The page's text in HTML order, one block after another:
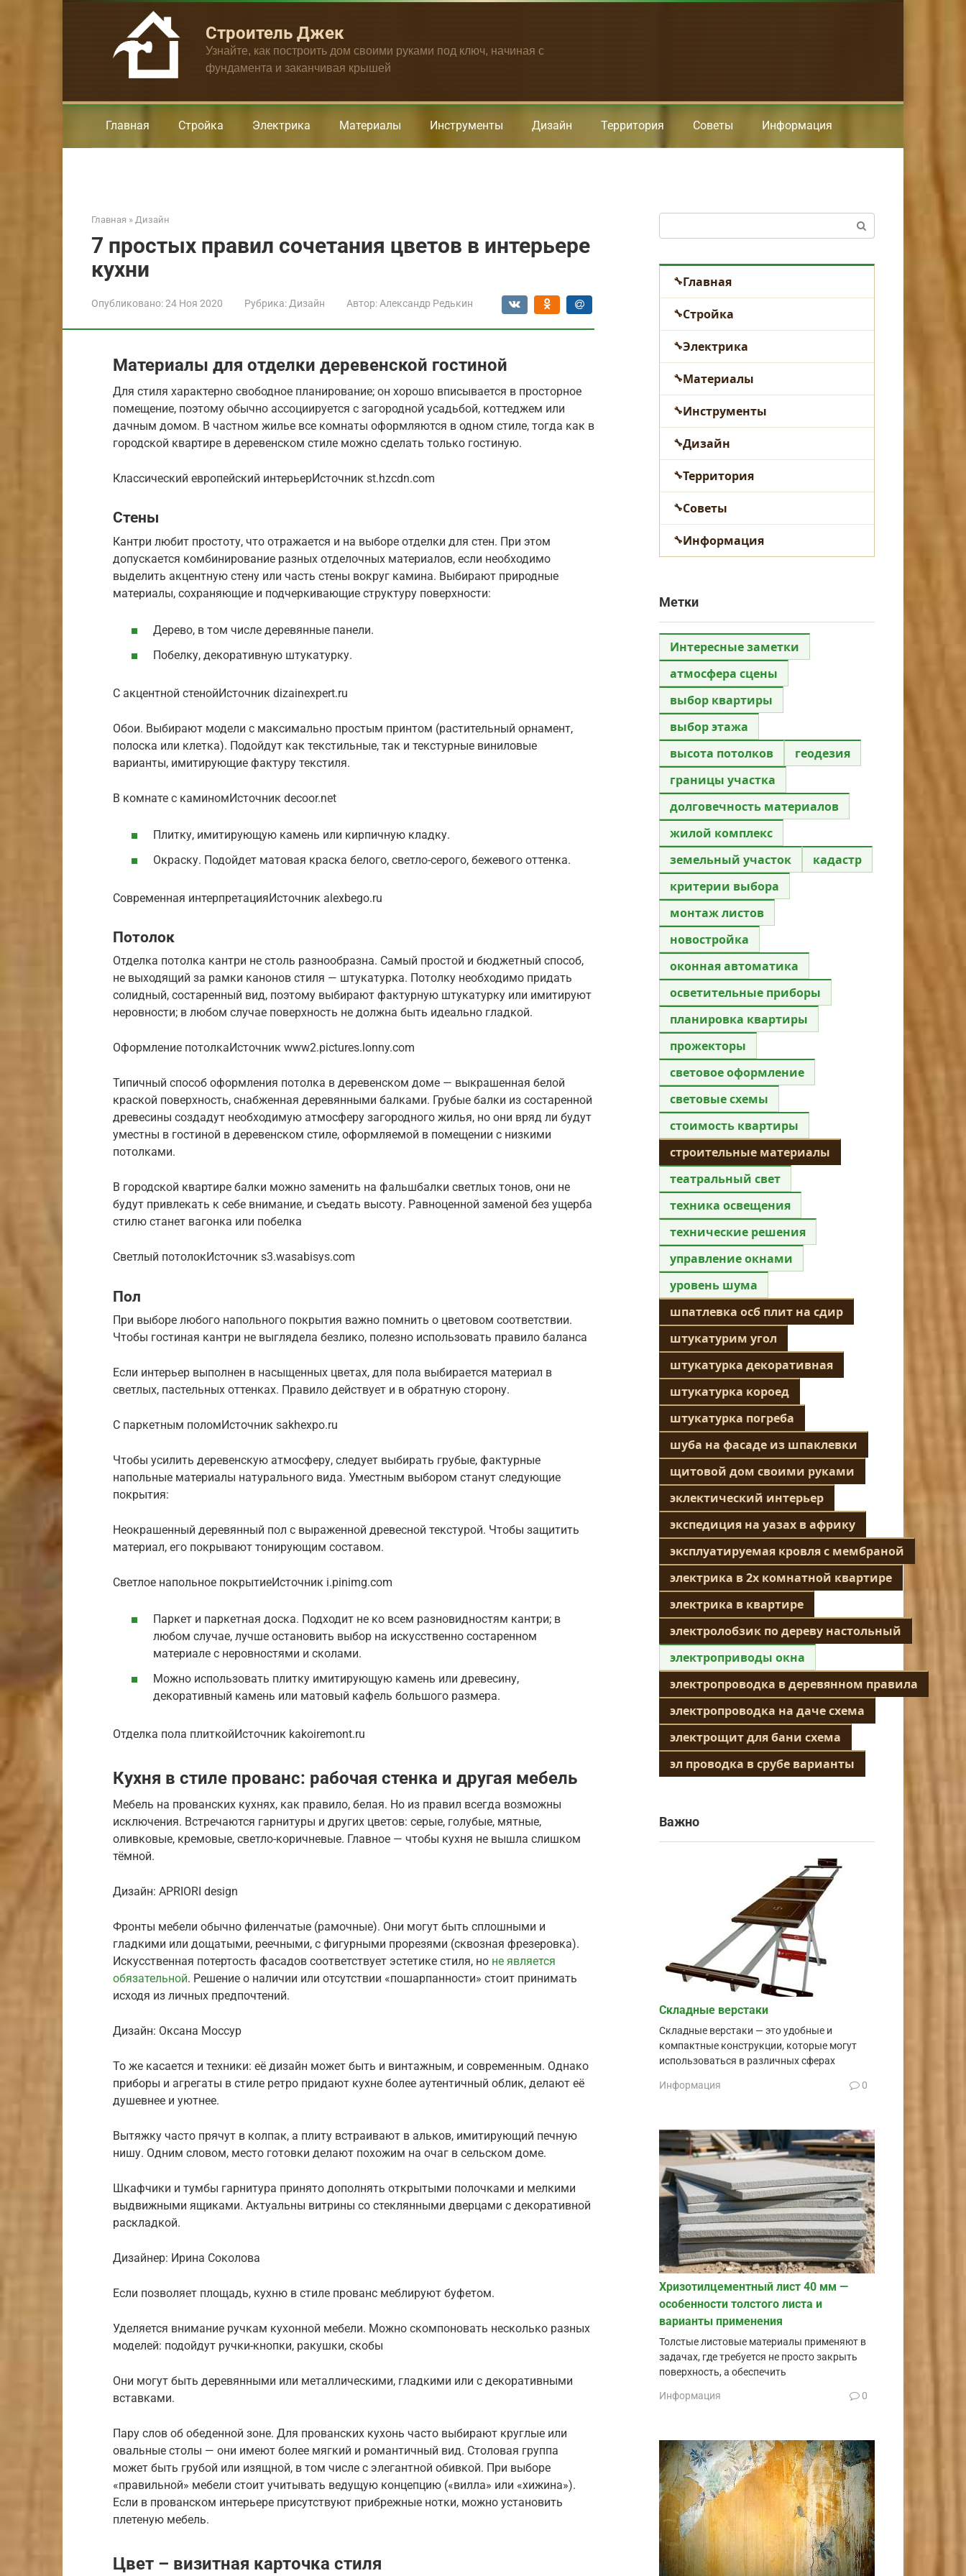
Строитель Джек
Узнайте, как построить дом своими руками под ключ, начиная с
фундамента и заканчивая крышей
Главная Стройка Электрика Материалы Инструменты Дизайн Территория Советы Информация
Главная » Дизайн
7 простых правил сочетания цветов в интерьере
кухни
Опубликовано:24 Ноя 2020 Рубрика: Дизайн Автор: Александр Редькин
Материалы для отделки деревенской гостиной
Для стиля характерно свободное планирование; он хорошо вписывается в просторное
помещение, поэтому обычно ассоциируется с загородной усадьбой, коттеджем или
дачным домом. В частном жилье все комнаты оформляются в одном стиле, тогда как в
городской квартире в деревенском стиле можно сделать только гостиную.
Классический европейский интерьерИсточник st.hzcdn.com
Стены
Кантри любит простоту, что отражается и на выборе отделки для стен. При этом
допускается комбинирование разных отделочных материалов, если необходимо
выделить акцентную стену или часть стены вокруг камина. Выбирают природные
материалы, сохраняющие и подчеркивающие структуру поверхности:
Дерево, в том числе деревянные панели.
Побелку, декоративную штукатурку.
С акцентной стенойИсточник dizainexpert.ru
Обои. Выбирают модели с максимально простым принтом (растительный орнамент,
полоска или клетка). Подойдут как текстильные, так и текстурные виниловые
варианты, имитирующие фактуру текстиля.
В комнате с каминомИсточник decoor.net
Плитку, имитирующую камень или кирпичную кладку.
Окраску. Подойдет матовая краска белого, светло-серого, бежевого оттенка.
Современная интерпретацияИсточник alexbego.ru
Потолок
Отделка потолка кантри не столь разнообразна. Самый простой и бюджетный способ,
не выходящий за рамки канонов стиля — штукатурка. Потолку необходимо придать
солидный, состаренный вид, поэтому выбирают фактурную штукатурку или имитируют
неровности; в любом случае поверхность не должна быть идеально гладкой.
Оформление потолкаИсточник www2.pictures.lonny.com
Типичный способ оформления потолка в деревенском доме — выкрашенная белой
краской поверхность, снабженная деревянными балками. Грубые балки из состаренной
древесины создадут необходимую атмосферу загородного жилья, но они вряд ли будут
уместны в гостиной в деревенском стиле, оформляемой в помещении с низкими
потолками.
В городской квартире балки можно заменить на фальшбалки светлых тонов, они не
будут привлекать к себе внимание, и съедать высоту. Равноценной заменой без ущерба
стилю станет вагонка или побелка
Светлый потолокИсточник s3.wasabisys.com
Пол
При выборе любого напольного покрытия важно помнить о цветовом соответствии.
Чтобы гостиная кантри не выглядела безлико, полезно использовать правило баланса
Если интерьер выполнен в насыщенных цветах, для пола выбирается материал в
светлых, пастельных оттенках. Правило действует и в обратную сторону.
С паркетным поломИсточник sakhexpo.ru
Чтобы усилить деревенскую атмосферу, следует выбирать грубые, фактурные
напольные материалы натурального вида. Уместным выбором станут следующие
покрытия:
Неокрашенный деревянный пол с выраженной древесной текстурой. Чтобы защитить
материал, его покрывают тонирующим составом.
Светлое напольное покрытиеИсточник i.pinimg.com
Паркет и паркетная доска. Подходит не ко всем разновидностям кантри; в
любом случае, лучше остановить выбор на искусственно состаренном
материале с неровностями и сколами.
Можно использовать плитку имитирующую камень или древесину,
декоративный камень или матовый кафель большого размера.
Отделка пола плиткойИсточник kakoiremont.ru
Кухня в стиле прованс: рабочая стенка и другая мебель
Мебель на прованских кухнях, как правило, белая. Но из правил всегда возможны
исключения. Встречаются гарнитуры и других цветов: серые, голубые, мятные,
оливковые, кремовые, светло-коричневые. Главное — чтобы кухня не вышла слишком
тёмной.
Дизайн: APRIORI design
Фронты мебели обычно филенчатые (рамочные). Они могут быть сплошными и
гладкими или дощатыми, реечными, с фигурными прорезями (сквозная фрезеровка).
Искусственная потертость фасадов соответствует эстетике стиля, но не является
обязательной. Решение о наличии или отсутствии «пошарпанности» стоит принимать
исходя из личных предпочтений.
Дизайн: Оксана Моссур
То же касается и техники: её дизайн может быть и винтажным, и современным. Однако
приборы и агрегаты в стиле ретро придают кухне более аутентичный облик, делают её
душевнее и уютнее.
Вытяжку часто прячут в колпак, а плиту встраивают в альков, имитирующий печную
нишу. Одним словом, место готовки делают похожим на очаг в сельском доме.
Шкафчики и тумбы гарнитура принято дополнять открытыми полочками и мелкими
выдвижными ящиками. Актуальны витрины со стеклянными дверцами с декоративной
раскладкой.
Дизайнер: Ирина Соколова
Если позволяет площадь, кухню в стиле прованс меблируют буфетом.
Уделяется внимание ручкам кухонной мебели. Можно скомпоновать несколько разных
моделей: подойдут ручки-кнопки, ракушки, скобы
Они могут быть деревянными или металлическими, гладкими или с декоративными
вставками.
Пару слов об обеденной зоне. Для прованских кухонь часто выбирают круглые или
овальные столы — они имеют более мягкий и романтичный вид. Столовая группа
может быть грубой или изящной, в том числе с элегантной обивкой. При выборе
«правильной» мебели стоит учитывать ведущую концепцию («вилла» или «хижина»).
Если в прованском интерьере присутствуют прибрежные нотки, можно установить
плетеную мебель.
Цвет – визитная карточка стиля
Главная
Стройка
Электрика
Материалы
Инструменты
Дизайн
Территория
Советы
Информация
Метки
Интересные заметки
атмосфера сцены
выбор квартиры
выбор этажа
высота потолков
геодезия
границы участка
долговечность материалов
жилой комплекс
земельный участок
кадастр
критерии выбора
монтаж листов
новостройка
оконная автоматика
осветительные приборы
планировка квартиры
прожекторы
световое оформление
световые схемы
стоимость квартиры
строительные материалы
театральный свет
техника освещения
технические решения
управление окнами
уровень шума
шпатлевка осб плит на сдир
штукатурим угол
штукатурка декоративная
штукатурка короед
штукатурка погреба
шуба на фасаде из шпаклевки
щитовой дом своими руками
эклектический интерьер
экспедиция на уазах в африку
эксплуатируемая кровля с мембраной
электрика в 2х комнатной квартире
электрика в квартире
электролобзик по дереву настольный
электроприводы окна
электропроводка в деревянном правила
электропроводка на даче схема
электрощит для бани схема
эл проводка в срубе варианты
Важно
Складные верстаки
Складные верстаки — это удобные и
компактные конструкции, которые могут
использоваться в различных сферах
Информация 0
Хризотилцементный лист 40 мм —
особенности толстого листа и
варианты применения
Толстые листовые материалы применяют в
задачах, где требуется не просто закрыть
поверхность, а обеспечить
Информация 0